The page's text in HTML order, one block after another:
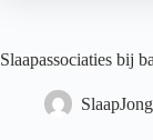
Slaapassociaties bij
SlaapJong